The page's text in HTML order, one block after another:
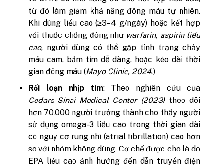
từ đó làm giảm khả năng đông máu tự nhiên.
Khi dùng liều cao (≥3–4 g/ngày) hoặc kết hợp
với thuốc chống đông như warfarin, aspirin liều
cao, người dùng có thể gặp tình trạng chảy
máu cam, bầm tím dễ dàng, hoặc kéo dài thời
gian đông máu (Mayo Clinic, 2024.)
Rối loạn nhịp tim: Theo nghiên cứu của
Cedars-Sinai Medical Center (2023)theo dõi
hơn 70.000 người trưởng thành cho thấy người
sử dụng omega-3 liều cao trong thời gian dài
có nguy cơ rung nhĩ (atrial fibrillation) cao hơn
so với nhóm không dùng. Cơ chế được cho là do
EPA liều cao ảnh hưởng đến dẫn truyền điện